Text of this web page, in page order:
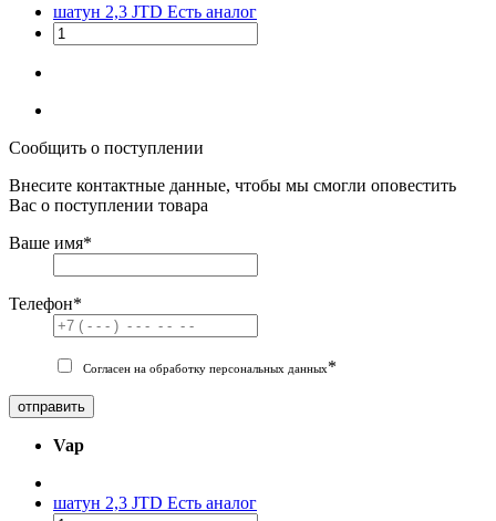
шатун 2,3 JTD Есть аналог
Сообщить о поступлении
Внесите контактные данные, чтобы мы смогли оповестить
Вас о поступлении товара
Ваше имя*
Телефон*
Согласен на обработку персональных данных*
отправить
Vap
шатун 2,3 JTD Есть аналог